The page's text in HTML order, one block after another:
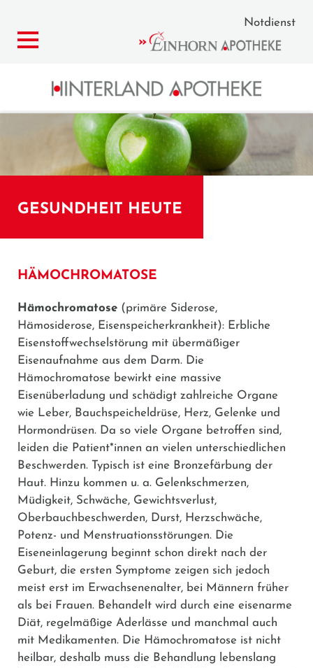
Notdienst
GESUNDHEIT HEUTE
HÄMOCHROMATOSE
Hämochromatose (primäre Siderose,
Hämosiderose, Eisenspeicherkrankheit): Erbliche
Eisenstoffwechselstörung mit übermäßiger
Eisenaufnahme aus dem Darm. Die
Hämochromatose bewirkt eine massive
Eisenüberladung und schädigt zahlreiche Organe
wie Leber, Bauchspeicheldrüse, Herz, Gelenke und
Hormondrüsen. Da so viele Organe betroffen sind,
leiden die Patient*innen an vielen unterschiedlichen
Beschwerden. Typisch ist eine Bronzefärbung der
Haut. Hinzu kommen u. a. Gelenkschmerzen,
Müdigkeit, Schwäche, Gewichtsverlust,
Oberbauchbeschwerden, Durst, Herzschwäche,
Potenz- und Menstruationsstörungen. Die
Eiseneinlagerung beginnt schon direkt nach der
Geburt, die ersten Symptome zeigen sich jedoch
meist erst im Erwachsenenalter, bei Männern früher
als bei Frauen. Behandelt wird durch eine eisenarme
Diät, regelmäßige Aderlässe und manchmal auch
mit Medikamenten. Die Hämochromatose ist nicht
heilbar, deshalb muss die Behandlung lebenslang